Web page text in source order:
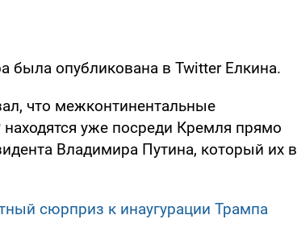
была опубликована в Twitter Елкина.
что межконтинентальные
уже посреди Кремля прямо
Владимира Путина, который их в
сюрприз к инаугурации Трампа